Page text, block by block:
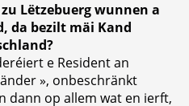
Lëtzebuerg wunnen a
da bezilt mäi Kand
e Resident an
», onbeschränkt
dann op allem wat en ierft,